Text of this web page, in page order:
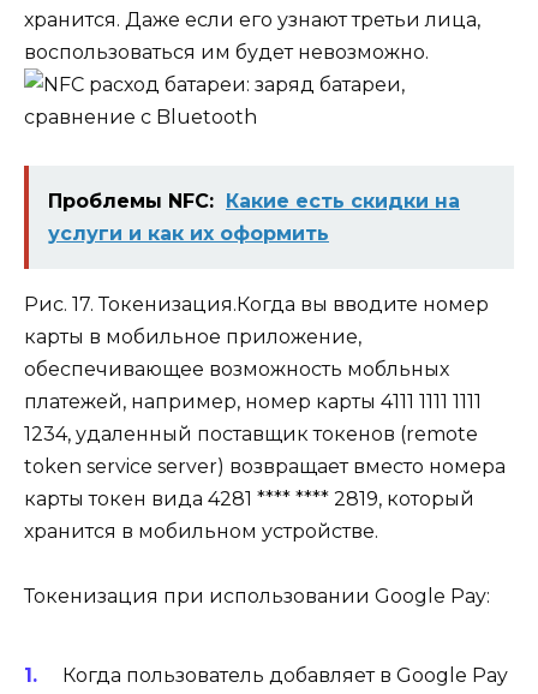
хранится. Даже если его узнают третьи лица,
воспользоваться им будет невозможно.
Проблемы NFC: Какие есть скидки на
услуги и как их оформить
Рис. 17. Токенизация.Когда вы вводите номер
карты в мобильное приложение,
обеспечивающее возможность мобльных
платежей, например, номер карты 4111 1111 1111
1234, удаленный поставщик токенов (remote
token service server) возвращает вместо номера
карты токен вида 4281 **** **** 2819, который
хранится в мобильном устройстве.
Токенизация при использовании Google Pay:
Когда пользователь добавляет в Google Pay